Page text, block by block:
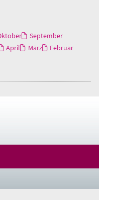
September
April März
Februar